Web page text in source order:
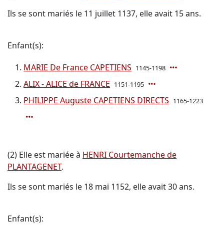
Ils se sont mariés le 11 juillet 1137, elle avait 15 ans.
Enfant(s):
MARIE De France CAPETIENS 1145-1198
ALIX - ALICE de FRANCE 1151-1195
PHILIPPE Auguste CAPETIENS DIRECTS 1165-1223
(2) Elle est mariée à HENRI Courtemanche de
PLANTAGENET.
Ils se sont mariés le 18 mai 1152, elle avait 30 ans.
Enfant(s):